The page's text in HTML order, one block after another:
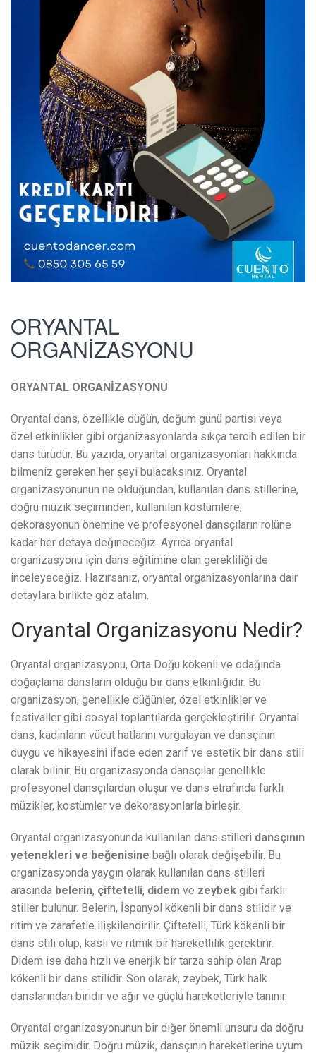
ORYANTAL
ORGANİZASYONU
ORYANTAL ORGANİZASYONU
Oryantal dans, özellikle düğün, doğum günü partisi veya
özel etkinlikler gibi organizasyonlarda sıkça tercih edilen bir
dans türüdür. Bu yazıda, oryantal organizasyonları hakkında
bilmeniz gereken her şeyi bulacaksınız. Oryantal
organizasyonunun ne olduğundan, kullanılan dans stillerine,
doğru müzik seçiminden, kullanılan kostümlere,
dekorasyonun önemine ve profesyonel dansçıların rolüne
kadar her detaya değineceğiz. Ayrıca oryantal
organizasyonu için dans eğitimine olan gerekliliği de
inceleyeceğiz. Hazırsanız, oryantal organizasyonlarına dair
detaylara birlikte göz atalım.
Oryantal Organizasyonu Nedir?
Oryantal organizasyonu, Orta Doğu kökenli ve odağında
doğaçlama dansların olduğu bir dans etkinliğidir. Bu
organizasyon, genellikle düğünler, özel etkinlikler ve
festivaller gibi sosyal toplantılarda gerçekleştirilir. Oryantal
dans, kadınların vücut hatlarını vurgulayan ve dansçının
duygu ve hikayesini ifade eden zarif ve estetik bir dans stili
olarak bilinir. Bu organizasyonda dansçılar genellikle
profesyonel dansçılardan oluşur ve dans etrafında farklı
müzikler, kostümler ve dekorasyonlarla birleşir.
Oryantal organizasyonunda kullanılan dans stilleri dansçının
yetenekleri ve beğenisine bağlı olarak değişebilir. Bu
organizasyonda yaygın olarak kullanılan dans stilleri
arasında belerin, çiftetelli, didem ve zeybek gibi farklı
stiller bulunur. Belerin, İspanyol kökenli bir dans stilidir ve
ritim ve zarafetle ilişkilendirilir. Çiftetelli, Türk kökenli bir
dans stili olup, kaslı ve ritmik bir hareketlilik gerektirir.
Didem ise daha hızlı ve enerjik bir tarza sahip olan Arap
kökenli bir dans stilidir. Son olarak, zeybek, Türk halk
danslarından biridir ve ağır ve güçlü hareketleriyle tanınır.
Oryantal organizasyonunun bir diğer önemli unsuru da doğru
müzik seçimidir. Doğru müzik, dansçının hareketlerine uyum